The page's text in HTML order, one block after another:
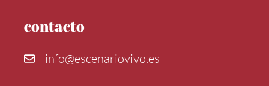
contacto
info@escenariovivo.es